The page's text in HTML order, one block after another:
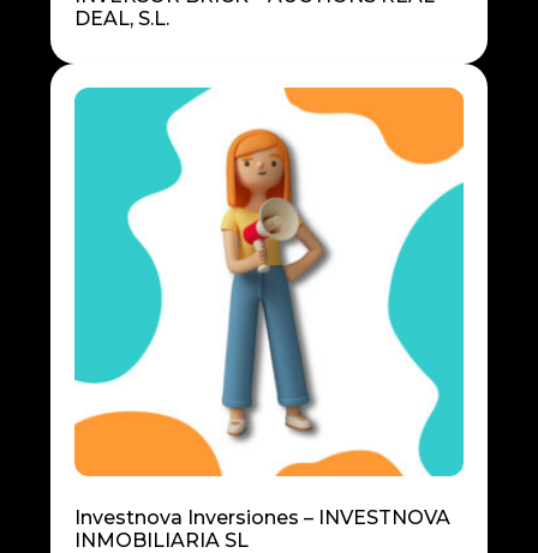
DEAL, S.L.
Investnova Inversiones – INVESTNOVA
INMOBILIARIA SL